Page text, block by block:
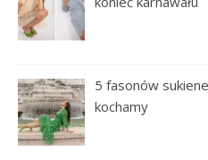
5 fasonów
kochamy